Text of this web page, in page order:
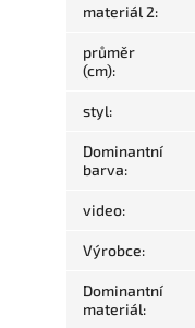
materiál 2:
průměr
(cm):
styl:
Dominantní
barva:
video:
Výrobce:
Dominantní
materiál: